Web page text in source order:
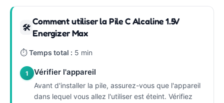
🛠
Comment utiliser la Pile C Alcaline 1.5V
Energizer Max
⏱Temps total : 5 min
1 Vérifier l'appareil
Avant d'installer la pile, assurez-vous que l'appareil
dans lequel vous allez l'utiliser est éteint. Vérifiez